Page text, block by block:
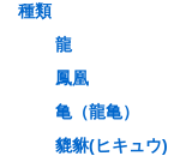
種類
龍
鳳凰
亀（龍亀）
貔貅(ヒキュウ)